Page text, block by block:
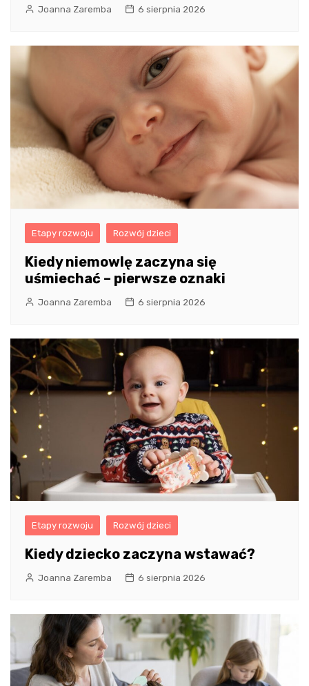
Joanna Zaremba 6 sierpnia 2026
Etapy rozwoju Rozwój dzieci
Kiedy niemowlę zaczyna się
uśmiechać – pierwsze oznaki
Joanna Zaremba 6 sierpnia 2026
Etapy rozwoju Rozwój dzieci
Kiedy dziecko zaczyna wstawać?
Joanna Zaremba 6 sierpnia 2026